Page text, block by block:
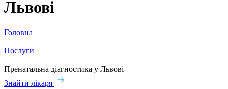
Львові
Головна
|
Послуги
|
Пренатальна діагностика у Львові
Знайти лікаря